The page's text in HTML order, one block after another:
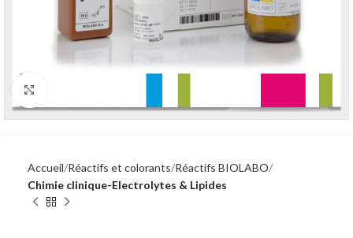
Accueil Réactifs et colorants Réactifs BIOLABO
Chimie clinique-Electrolytes & Lipides